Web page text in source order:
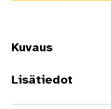
Kuvaus
Lisätiedot